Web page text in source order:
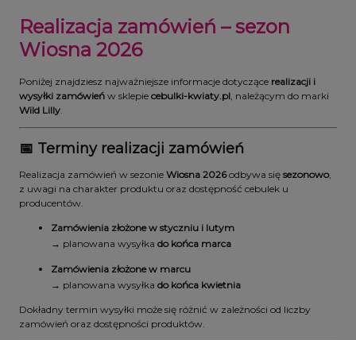
Realizacja zamówień – sezon
Wiosna 2026
Poniżej znajdziesz najważniejsze informacje dotyczące realizacji i
wysyłki zamówień w sklepie cebulki-kwiaty.pl , należącym do marki
Wild Lilly
📅 Terminy realizacji zamówień
Realizacja zamówień w sezonie Wiosna 2026odbywa się sezonowo,
z uwagi na charakter produktu oraz dostępność cebulek u
producentów.
Zamówienia złożone w styczniu i lutym
→ planowana wysyłka do końca marca
Zamówienia złożone w marcu
→ planowana wysyłka do końca kwietnia
Dokładny termin wysyłki może się różnić w zależności od liczby
zamówień oraz dostępności produktów.